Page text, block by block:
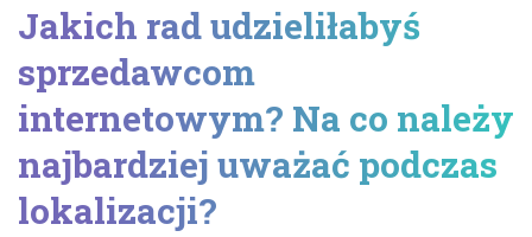
Jakich rad udzieliłabyś
sprzedawcom
internetowym? Na co należy
najbardziej uważać podczas
lokalizacji?